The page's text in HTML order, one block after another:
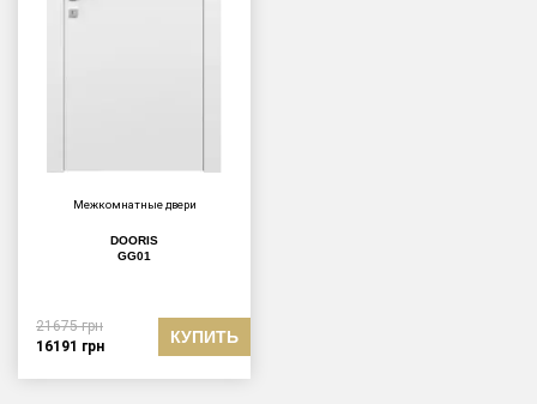
Межкомнатные двери
DOORIS
GG01
21675грн
16191 грн КУПИТЬ